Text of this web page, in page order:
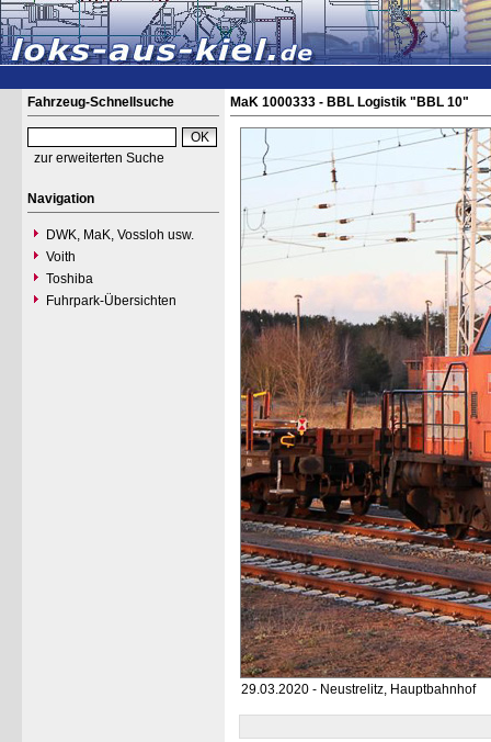
Fahrzeug-Schnellsuche
zur erweiterten Suche
Navigation
DWK, MaK, Vossloh usw.
Voith
Toshiba
Fuhrpark-Übersichten
MaK 1000333 - BBL Logistik "BBL 10"
29.03.2020 - Neustrelitz, Hauptbahnhof